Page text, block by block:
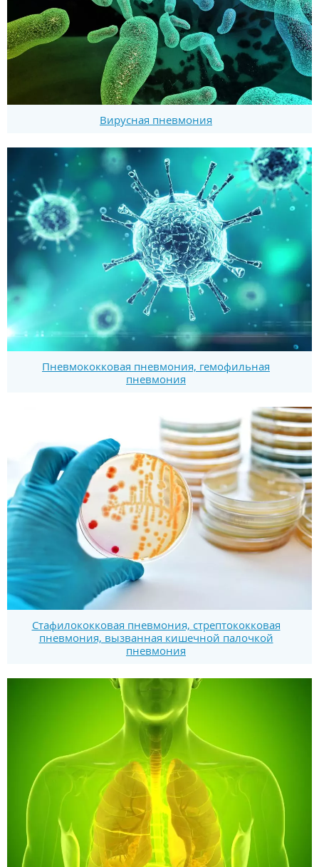
Вирусная пневмония
Пневмококковая пневмония, гемофильная
пневмония
Стафилококковая пневмония, стрептококковая
пневмония, вызванная кишечной палочкой
пневмония